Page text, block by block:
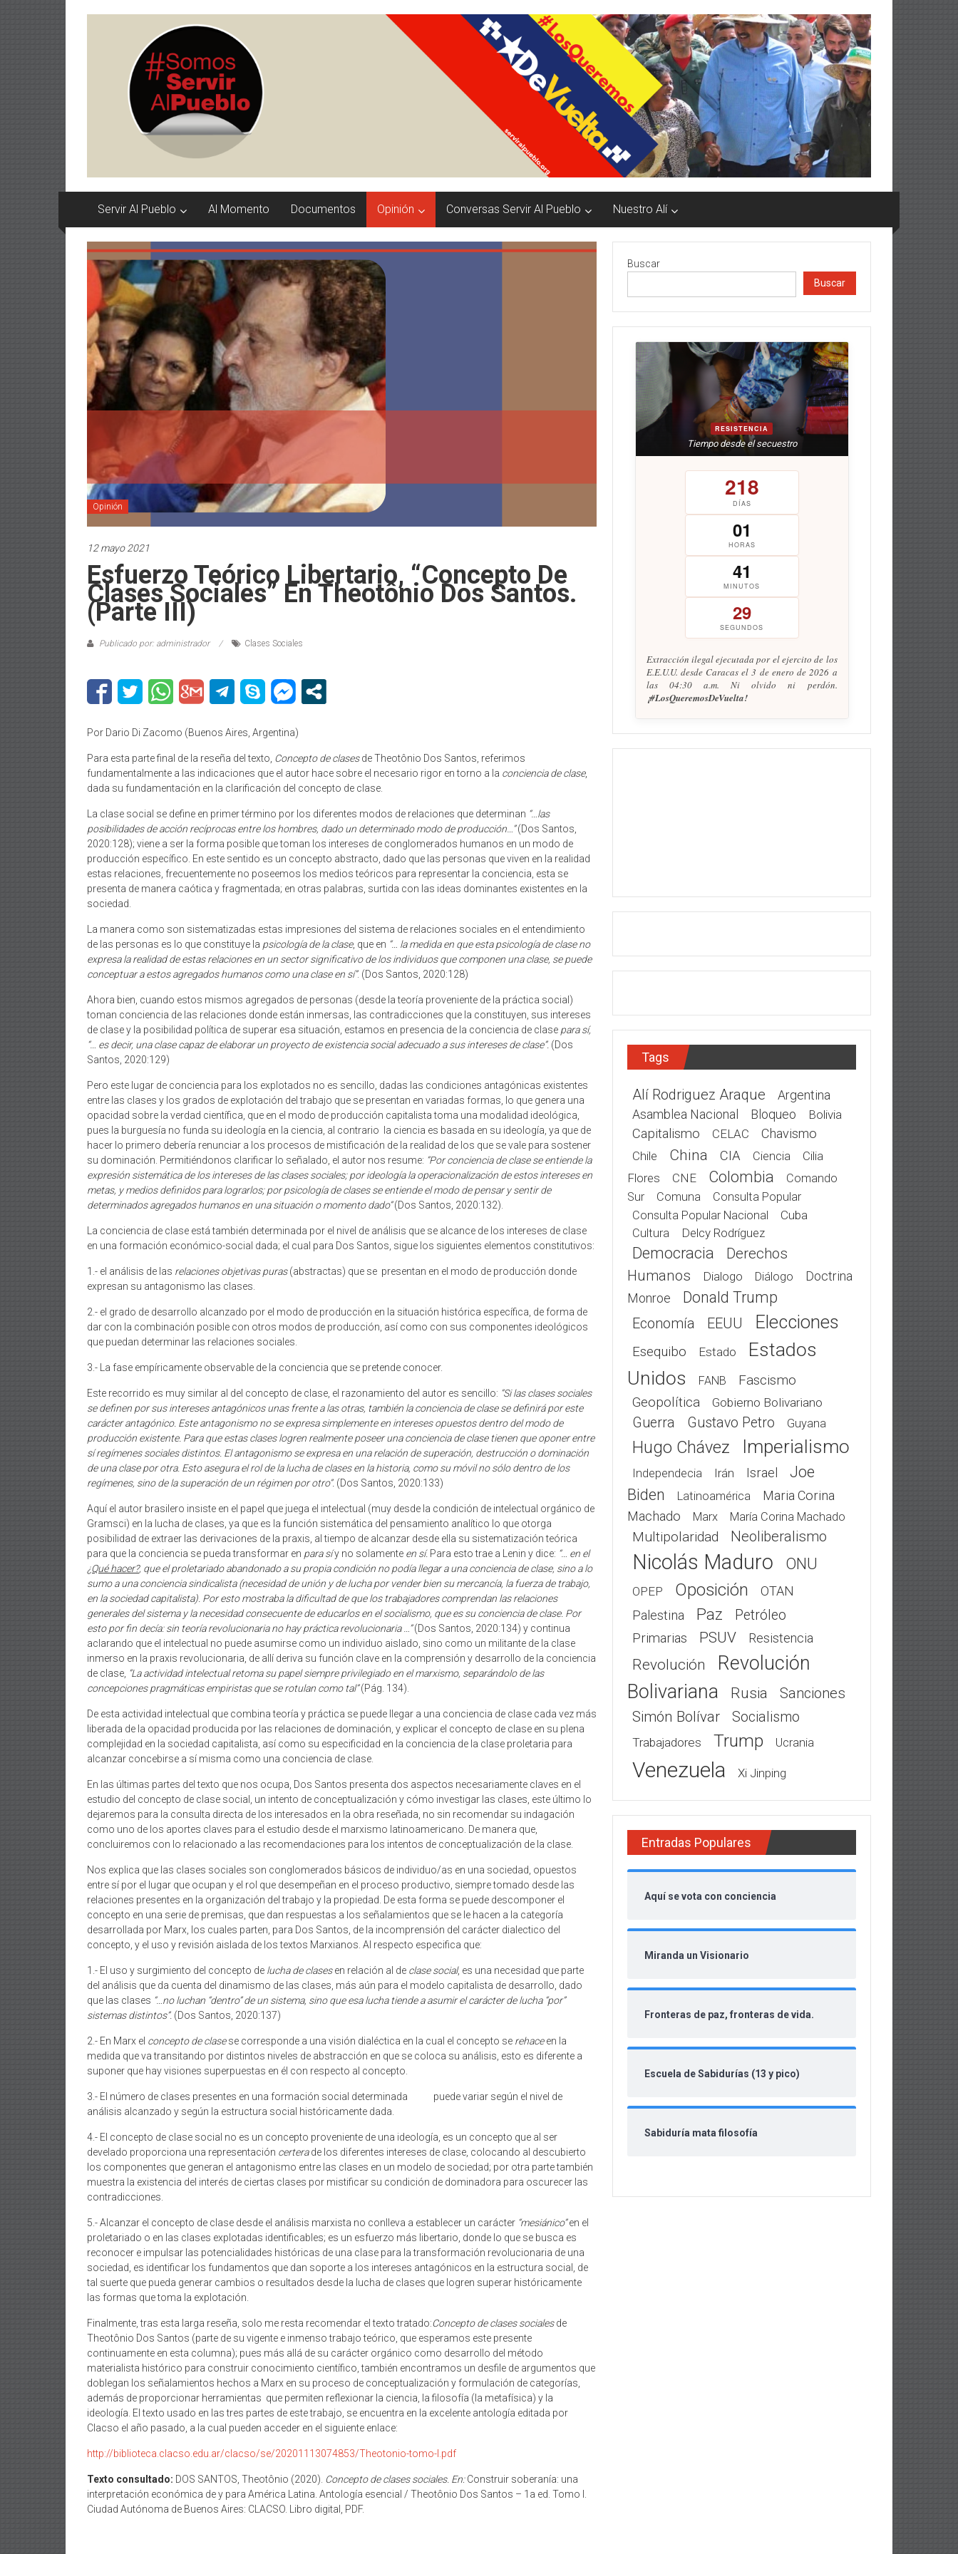
serviralpueblo.org
#SomosServirAlPueblo
Servir Al Pueblo Al Momento Documentos Opinión Conversas Servir Al Pueblo Nuestro Alí
Opinión
12 mayo 2021
Esfuerzo Teórico Libertario, “Concepto De
Clases Sociales” En Theotônio Dos Santos.
(Parte III)
Publicado por: administrador Clases Sociales
Por Dario Di Zacomo (Buenos Aires, Argentina)
Para esta parte final de la reseña del texto, Concepto de clasesde Theotônio Dos Santos, referimos
fundamentalmente a las indicaciones que el autor hace sobre el necesario rigor en torno a la conciencia de clase,
dada su fundamentación en la clarificación del concepto de clase.
La clase social se define en primer término por los diferentes modos de relaciones que determinan “…las
posibilidades de acción recíprocas entre los hombres, dado un determinado modo de producción…”(Dos Santos,
2020:128); viene a ser la forma posible que toman los intereses de conglomerados humanos en un modo de
producción específico. En este sentido es un concepto abstracto, dado que las personas que viven en la realidad
estas relaciones, frecuentemente no poseemos los medios teóricos para representar la conciencia, esta se
presenta de manera caótica y fragmentada; en otras palabras, surtida con las ideas dominantes existentes en la
sociedad.
La manera como son sistematizadas estas impresiones del sistema de relaciones sociales en el entendimiento
de las personas es lo que constituye la psicología de la clase, que en “… la medida en que esta psicología de clase no
expresa la realidad de estas relaciones en un sector significativo de los individuos que componen una clase, se puede
conceptuar a estos agregados humanos como una clase en sí”. (Dos Santos, 2020:128)
Ahora bien, cuando estos mismos agregados de personas (desde la teoría proveniente de la práctica social)
toman conciencia de las relaciones donde están inmersas, las contradicciones que la constituyen, sus intereses
de clase y la posibilidad política de superar esa situación, estamos en presencia de la conciencia de clase para sí,
“… es decir, una clase capaz de elaborar un proyecto de existencia social adecuado a sus intereses de clase”. (Dos
Santos, 2020:129)
Pero este lugar de conciencia para los explotados no es sencillo, dadas las condiciones antagónicas existentes
entre las clases y los grados de explotación del trabajo que se presentan en variadas formas, lo que genera una
opacidad sobre la verdad científica, que en el modo de producción capitalista toma una modalidad ideológica,
pues la burguesía no funda su ideología en la ciencia, al contrario la ciencia es basada en su ideología, ya que de
hacer lo primero debería renunciar a los procesos de mistificación de la realidad de los que se vale para sostener
su dominación. Permitiéndonos clarificar lo señalado, el autor nos resume: “Por conciencia de clase se entiende la
expresión sistemática de los intereses de las clases sociales; por ideología la operacionalización de estos intereses en
metas, y medios definidos para lograrlos; por psicología de clases se entiende el modo de pensar y sentir de
determinados agregados humanos en una situación o momento dado”(Dos Santos, 2020:132).
La conciencia de clase está también determinada por el nivel de análisis que se alcance de los intereses de clase
en una formación económico-social dada; el cual para Dos Santos, sigue los siguientes elementos constitutivos:
1.- el análisis de las relaciones objetivas puras(abstractas) que se presentan en el modo de producción donde
expresan su antagonismo las clases.
2.- el grado de desarrollo alcanzado por el modo de producción en la situación histórica específica, de forma de
dar con la combinación posible con otros modos de producción, así como con sus componentes ideológicos
que puedan determinar las relaciones sociales.
3.- La fase empíricamente observable de la conciencia que se pretende conocer.
Este recorrido es muy similar al del concepto de clase, el razonamiento del autor es sencillo: “Si las clases sociales
se definen por sus intereses antagónicos unas frente a las otras, también la conciencia de clase se definirá por este
carácter antagónico. Este antagonismo no se expresa simplemente en intereses opuestos dentro del modo de
producción existente. Para que estas clases logren realmente poseer una conciencia de clase tienen que oponer entre
sí regímenes sociales distintos. El antagonismo se expresa en una relación de superación, destrucción o dominación
de una clase por otra. Esto asegura el rol de la lucha de clases en la historia, como su móvil no sólo dentro de los
regímenes, sino de la superación de un régimen por otro”. (Dos Santos, 2020:133)
Aquí el autor brasilero insiste en el papel que juega el intelectual (muy desde la condición de intelectual orgánico de
Gramsci) en la lucha de clases, ya que es la función sistemática del pensamiento analítico lo que otorga
posibilidad de extraer las derivaciones de la praxis, al tiempo de alcanzar desde ella su sistematización teórica
para que la conciencia se pueda transformar en para síy no solamente en sí. Para esto trae a Lenin y dice: “… en el
¿Qué hacer?, que el proletariado abandonado a su propia condición no podía llegar a una conciencia de clase, sino a lo
sumo a una conciencia sindicalista (necesidad de unión y de lucha por vender bien su mercancía, la fuerza de trabajo,
en la sociedad capitalista). Por esto mostraba la dificultad de que los trabajadores comprendan las relaciones
generales del sistema y la necesidad consecuente de educarlos en el socialismo, que es su conciencia de clase. Por
esto por fin decía: sin teoría revolucionaria no hay práctica revolucionaria …”(Dos Santos, 2020:134) y continua
aclarando que el intelectual no puede asumirse como un individuo aislado, sino como un militante de la clase
inmerso en la praxis revolucionaria, de allí deriva su función clave en la comprensión y desarrollo de la conciencia
de clase, “La actividad intelectual retoma su papel siempre privilegiado en el marxismo, separándolo de las
concepciones pragmáticas empiristas que se rotulan como tal”(Pág. 134).
De esta actividad intelectual que combina teoría y práctica se puede llegar a una conciencia de clase cada vez más
liberada de la opacidad producida por las relaciones de dominación, y explicar el concepto de clase en su plena
complejidad en la sociedad capitalista, así como su especificidad en la conciencia de la clase proletaria para
alcanzar concebirse a sí misma como una conciencia de clase.
En las últimas partes del texto que nos ocupa, Dos Santos presenta dos aspectos necesariamente claves en el
estudio del concepto de clase social, un intento de conceptualización y cómo investigar las clases, este último lo
dejaremos para la consulta directa de los interesados en la obra reseñada, no sin recomendar su indagación
como uno de los aportes claves para el estudio desde el marxismo latinoamericano. De manera que,
concluiremos con lo relacionado a las recomendaciones para los intentos de conceptualización de la clase.
Nos explica que las clases sociales son conglomerados básicos de individuo/as en una sociedad, opuestos
entre sí por el lugar que ocupan y el rol que desempeñan en el proceso productivo, siempre tomado desde las
relaciones presentes en la organización del trabajo y la propiedad. De esta forma se puede descomponer el
concepto en una serie de premisas, que dan respuestas a los señalamientos que se le hacen a la categoría
desarrollada por Marx, los cuales parten, para Dos Santos, de la incomprensión del carácter dialectico del
concepto, y el uso y revisión aislada de los textos Marxianos. Al respecto especifica que:
1.- El uso y surgimiento del concepto de lucha de clasesen relación al de clase social, es una necesidad que parte
del análisis que da cuenta del dinamismo de las clases, más aún para el modelo capitalista de desarrollo, dado
que las clases “…no luchan “dentro” de un sistema, sino que esa lucha tiende a asumir el carácter de lucha “por”
sistemas distintos”. (Dos Santos, 2020:137)
2.- En Marx el concepto de clasese corresponde a una visión dialéctica en la cual el concepto se rehaceen la
medida que va transitando por distintos niveles de abstracción en que se coloca su análisis, esto es diferente a
suponer que hay visiones superpuestas en él con respecto al concepto.
3.- El número de clases presentes en una formación social determinada puede variar según el nivel de
análisis alcanzado y según la estructura social históricamente dada.
4.- El concepto de clase social no es un concepto proveniente de una ideología, es un concepto que al ser
develado proporciona una representación certerade los diferentes intereses de clase, colocando al descubierto
los componentes que generan el antagonismo entre las clases en un modelo de sociedad; por otra parte también
muestra la existencia del interés de ciertas clases por mistificar su condición de dominadora para oscurecer las
contradicciones.
5.- Alcanzar el concepto de clase desde el análisis marxista no conlleva a establecer un carácter “mesiánico”en el
proletariado o en las clases explotadas identificables; es un esfuerzo más libertario, donde lo que se busca es
reconocer e impulsar las potencialidades históricas de una clase para la transformación revolucionaria de una
sociedad, es identificar los fundamentos que dan soporte a los intereses antagónicos en la estructura social, de
tal suerte que pueda generar cambios o resultados desde la lucha de clases que logren superar históricamente
las formas que toma la explotación.
Finalmente, tras esta larga reseña, solo me resta recomendar el texto tratado:Concepto de clases socialesde
Theotônio Dos Santos (parte de su vigente e inmenso trabajo teórico, que esperamos este presente
continuamente en esta columna); pues más allá de su carácter orgánico como desarrollo del método
materialista histórico para construir conocimiento científico, también encontramos un desfile de argumentos que
doblegan los señalamientos hechos a Marx en su proceso de conceptualización y formulación de categorías,
además de proporcionar herramientas que permiten reflexionar la ciencia, la filosofía (la metafísica) y la
ideología. El texto usado en las tres partes de este trabajo, se encuentra en la excelente antología editada por
Clacso el año pasado, a la cual pueden acceder en el siguiente enlace:
http://biblioteca.clacso.edu.ar/clacso/se/20201113074853/Theotonio-tomo-I.pdf
Texto consultado: DOS SANTOS, Theotônio (2020). Concepto de clases sociales. En:Construir soberanía: una
interpretación económica de y para América Latina. Antología esencial / Theotônio Dos Santos – 1a ed. Tomo I.
Ciudad Autónoma de Buenos Aires: CLACSO. Libro digital, PDF.
Buscar
Buscar
RESISTENCIA
Tiempo desde el secuestro
218
DÍAS
01
HORAS
41
MINUTOS
30
SEGUNDOS
Extracción ilegal ejecutada por el ejercito de los
E.E.U.U. desde Caracas el 3 de enero de 2026 a
las 04:30 a.m. Ni olvido ni perdón.
¡#LosQueremosDeVuelta!
Tags
Alí Rodriguez Araque
Argentina
Asamblea Nacional
Bloqueo Bolivia
Capitalismo CELAC Chavismo
Chile China CIA Ciencia
Cilia
Flores
CNE Colombia
Comando
Sur
Comuna
Consulta Popular
Consulta Popular Nacional
Cuba
Cultura Delcy Rodríguez
Democracia
Derechos
Humanos
Dialogo Diálogo
Doctrina
Monroe
Donald Trump
Economía EEUU Elecciones
Esequibo Estado
Estados
Unidos
FANB Fascismo
Geopolítica Gobierno Bolivariano
Guerra Gustavo Petro Guyana
Hugo Chávez Imperialismo
Independecia Irán Israel
Joe
Biden
Latinoamérica
Maria Corina
Machado
Marx María Corina Machado
Multipolaridad Neoliberalismo
Nicolás Maduro ONU
OPEP Oposición
OTAN
Palestina
Paz Petróleo
Primarias PSUV Resistencia
Revolución
Revolución
Bolivariana
Rusia
Sanciones
Simón Bolívar
Socialismo
Trabajadores Trump Ucrania
Venezuela Xi Jinping
Entradas Populares
Aquí se vota con conciencia
Miranda un Visionario
Fronteras de paz, fronteras de vida.
Escuela de Sabidurías (13 y pico)
Sabiduría mata filosofía